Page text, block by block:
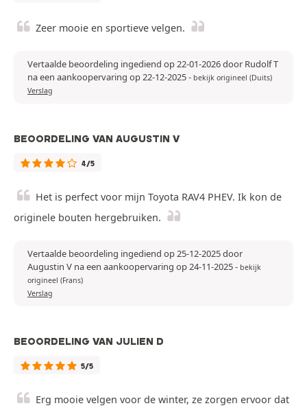
Zeer mooie en sportieve velgen.
Vertaalde beoordeling ingediend op 22-01-2026 door Rudolf T
na een aankoopervaring op 22-12-2025- bekijk origineel (Duits)
Verslag
BEOORDELING VAN AUGUSTIN V
4/5
Het is perfect voor mijn Toyota RAV4 PHEV. Ik kon de
originele bouten hergebruiken.
Vertaalde beoordeling ingediend op 25-12-2025 door
Augustin V na een aankoopervaring op 24-11-2025- bekijk
origineel (Frans)
Verslag
BEOORDELING VAN JULIEN D
5/5
Erg mooie velgen voor de winter, ze zorgen ervoor dat